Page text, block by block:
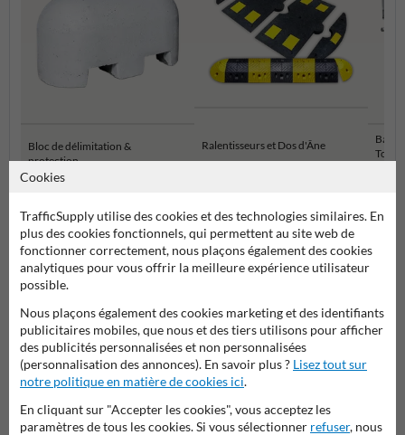
Bloc de délimitation &
protection
Ralentisseurs et Dos d'Âne
Parkings et aménagements des routes
Nom*
Cookies
TrafficSupply utilise des cookies et des technologies similaires. En
plus des cookies fonctionnels, qui permettent au site web de
fonctionner correctement, nous plaçons également des cookies
analytiques pour vous offrir la meilleure expérience utilisateur
possible.
Nous plaçons également des cookies marketing et des identifiants
publicitaires mobiles, que nous et des tiers utilisons pour afficher
des publicités personnalisées et non personnalisées
(personnalisation des annonces). En savoir plus ? Lisez tout sur
notre politique en matière de cookies ici.
En cliquant sur "Accepter les cookies", vous acceptez les
paramètres de tous les cookies. Si vous sélectionner refuser, nous